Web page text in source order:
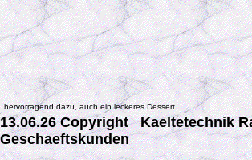
hervorragend dazu, auch ein leckeres Dessert
13.06.26 Copyright Kaeltetechnik
Geschaeftskunden